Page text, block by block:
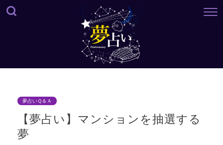
夢占いＱ＆Ａ
【夢占い】マンションを抽選する
夢